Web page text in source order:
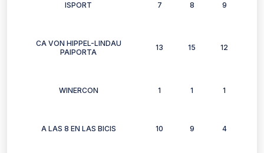
ISPORT 7 8 9
CA VON HIPPEL-LINDAU
PAIPORTA
13 15 12
WINERCON 1 1 1
A LAS 8 EN LAS BICIS 10 9 4